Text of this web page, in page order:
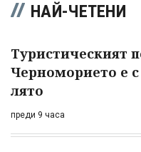
НАЙ-ЧЕТЕНИ
Туристическият
Черноморието е с
лято
преди 9 часа